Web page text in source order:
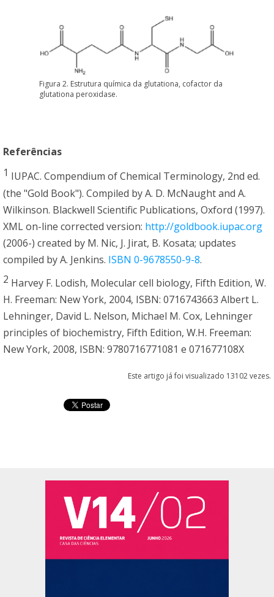
Figura 2. Estrutura química da glutationa, cofactor da
glutationa peroxidase.
Referências
1 IUPAC. Compendium of Chemical Terminology, 2nd ed.
(the "Gold Book"). Compiled by A. D. McNaught and A.
Wilkinson. Blackwell Scientific Publications, Oxford (1997).
XML on-line corrected version: http://goldbook.iupac.org
(2006-) created by M. Nic, J. Jirat, B. Kosata; updates
compiled by A. Jenkins. ISBN 0-9678550-9-8.
2 Harvey F. Lodish, Molecular cell biology, Fifth Edition, W.
H. Freeman: New York, 2004, ISBN: 0716743663 Albert L.
Lehninger, David L. Nelson, Michael M. Cox, Lehninger
principles of biochemistry, Fifth Edition, W.H. Freeman:
New York, 2008, ISBN: 9780716771081 e 071677108X
Este artigo já foi visualizado 13102 vezes.